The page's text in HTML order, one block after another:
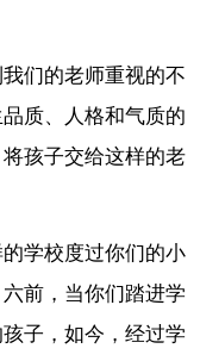
们的老师重视的不
质、人格和气质的
孩子交给这样的老
学校度过你们的小
前，当你们踏进学
子，如今，经过学